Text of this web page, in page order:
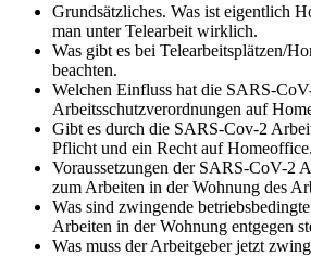
Grundsätzliches. Was ist eigentlich
man unter Telearbeit wirklich.
Was gibt es bei Telearbeitsplätzen/
beachten.
Welchen Einfluss hat die SARS-
Arbeitsschutzverordnungen auf
Gibt es durch die SARS-Cov-2
Pflicht und ein Recht auf Homeoffice.
Voraussetzungen der SARS-CoV-2
zum Arbeiten in der Wohnung des
Was sind zwingende
Arbeiten in der Wohnung entgegen
Was muss der Arbeitgeber jetzt